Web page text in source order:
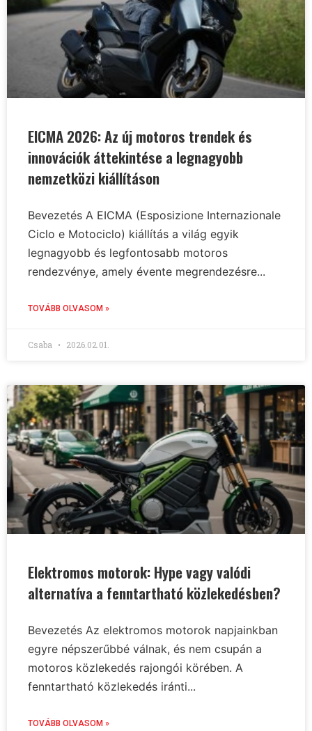
EICMA 2026: Az új motoros trendek és
innovációk áttekintése a legnagyobb
nemzetközi kiállításon
Bevezetés A EICMA (Esposizione Internazionale
Ciclo e Motociclo) kiállítás a világ egyik
legnagyobb és legfontosabb motoros
rendezvénye, amely évente megrendezésre...
TOVÁBB OLVASOM »
Csaba 2026.02.01.
Elektromos motorok: Hype vagy valódi
alternatíva a fenntartható közlekedésben?
Bevezetés Az elektromos motorok napjainkban
egyre népszerűbbé válnak, és nem csupán a
motoros közlekedés rajongói körében. A
fenntartható közlekedés iránti...
TOVÁBB OLVASOM »